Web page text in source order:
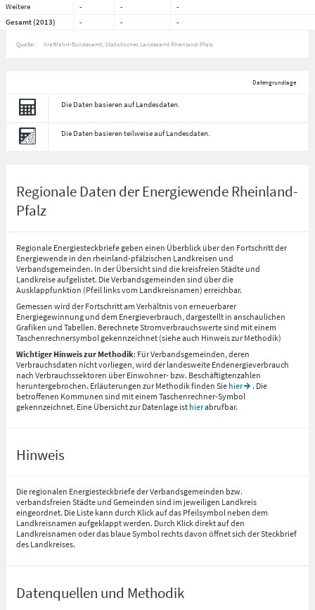
Weitere
- -
-
Gesamt (2013)
- - -
Quelle: Kraftfahrt-Bundesamt, Statistisches Landesamt Rheinland-Pfalz
Datengrundlage
Die Daten basieren auf Landesdaten.
Die Daten basieren teilweise auf Landesdaten.
Regionale Daten der Energiewende Rheinland-
Pfalz
Regionale Energiesteckbriefe geben einen Überblick über den Fortschritt der
Energiewende in den rheinland-pfälzischen Landkreisen und
Verbandsgemeinden. In der Übersicht sind die kreisfreien Städte und
Landkreise aufgelistet. Die Verbandsgemeinden sind über die
Ausklappfunktion (Pfeil links vom Landkreisnamen) erreichbar.
Gemessen wird der Fortschritt am Verhältnis von erneuerbarer
Energiegewinnung und dem Energieverbrauch, dargestellt in anschaulichen
Grafiken und Tabellen. Berechnete Stromverbrauchswerte sind mit einem
Taschenrechnersymbol gekennzeichnet (siehe auch Hinweis zur Methodik)
Wichtiger Hinweis zur Methodik: Für Verbandsgemeinden, deren
Verbrauchsdaten nicht vorliegen, wird der landesweite Endenergieverbrauch
nach Verbrauchssektoren über Einwohner- bzw. Beschäftigtenzahlen
heruntergebrochen. Erläuterungen zur Methodik finden Sie hier
. Die
betroffenen Kommunen sind mit einem Taschenrechner-Symbol
gekennzeichnet. Eine Übersicht zur Datenlage ist hierabrufbar.
Hinweis
Die regionalen Energiesteckbriefe der Verbandsgemeinden bzw.
verbandsfreien Städte und Gemeinden sind im jeweiligen Landkreis
eingeordnet. Die Liste kann durch Klick auf das Pfeilsymbol neben dem
Landkreisnamen aufgeklappt werden. Durch Klick direkt auf den
Landkreisnamen oder das blaue Symbol rechts davon öffnet sich der Steckbrief
des Landkreises.
Datenquellen und Methodik